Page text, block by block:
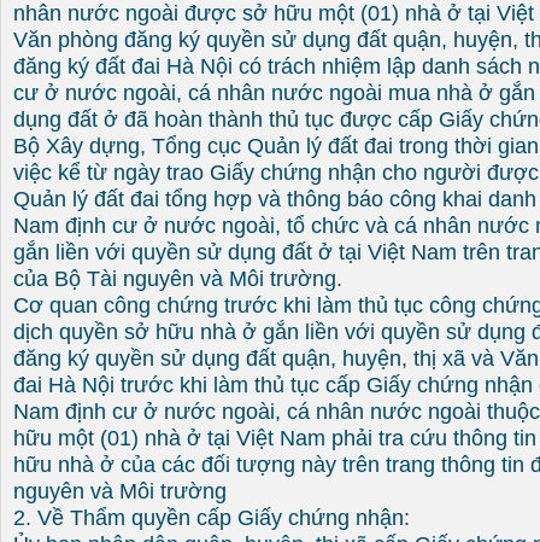
nhân nước ngoài được sở hữu một (01) nhà ở tại Việt
Văn phòng đăng ký quyền sử dụng đất quận, huyện,
đăng ký đất đai Hà Nội có trách nhiệm lập danh sách
cư ở nước ngoài, cá nhân nước ngoài mua nhà ở
dụng đất ở đã hoàn thành thủ tục được cấp Giấy
Bộ Xây dựng, Tổng cục Quản lý đất đai trong thời
việc kể từ ngày trao Giấy chứng nhận cho người
Quản lý đất đai tổng hợp và thông báo công khai
Nam định cư ở nước ngoài, tổ chức và cá nhân nước
gắn liền với quyền sử dụng đất ở tại Việt Nam trên
của Bộ Tài nguyên và Môi trường.
Cơ quan công chứng trước khi làm thủ tục công
dịch quyền sở hữu nhà ở gắn liền với quyền sử dụng
đăng ký quyền sử dụng đất quận, huyện, thị xã và
đai Hà Nội trước khi làm thủ tục cấp Giấy chứng
Nam định cư ở nước ngoài, cá nhân nước ngoài
hữu một (01) nhà ở tại Việt Nam phải tra cứu thông
hữu nhà ở của các đối tượng này trên trang thông tin
nguyên và Môi trường
2. Về Thẩm quyền cấp Giấy chứng nhận: